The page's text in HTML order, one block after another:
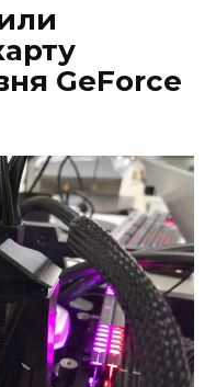
GeForce